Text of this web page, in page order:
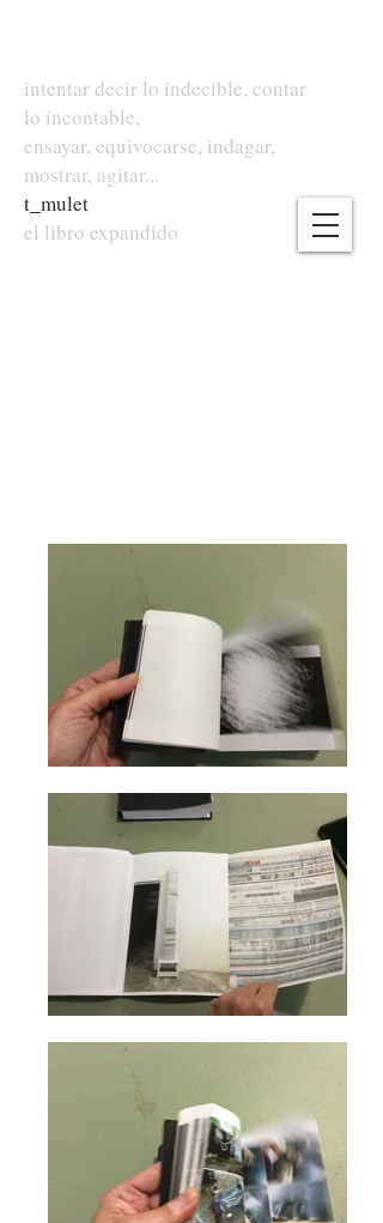
intentar decir lo indecible, contar
lo incontable,
ensayar, equivocarse, indagar,
mostrar, agitar...
t mulet
el libro expandido